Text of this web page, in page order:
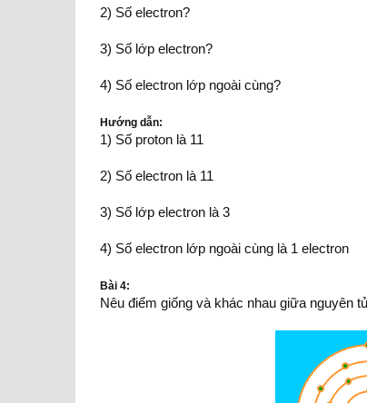
2) Số electron?
3) Số lớp electron?
4) Số electron lớp ngoài cùng?
Hướng dẫn:
1) Số proton là 11
2) Số electron là 11
3) Số lớp electron là 3
4) Số electron lớp ngoài cùng là 1 electron
Bài 4:
Nêu điểm giống và khác nhau giữa nguyên